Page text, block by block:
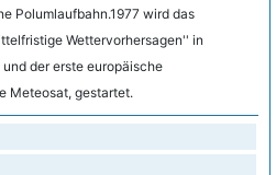
Polumlaufbahn.1977 wird das
Wettervorhersagen'' in
der erste europäische
Meteosat, gestartet.